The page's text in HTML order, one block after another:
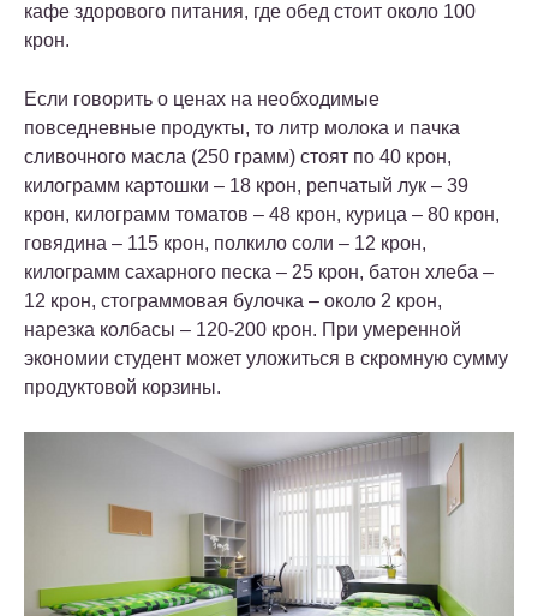
кафе здорового питания, где обед стоит около 100
крон.
Если говорить о ценах на необходимые
повседневные продукты, то литр молока и пачка
сливочного масла (250 грамм) стоят по 40 крон,
килограмм картошки – 18 крон, репчатый лук – 39
крон, килограмм томатов – 48 крон, курица – 80 крон,
говядина – 115 крон, полкило соли – 12 крон,
килограмм сахарного песка – 25 крон, батон хлеба –
12 крон, стограммовая булочка – около 2 крон,
нарезка колбасы – 120-200 крон. При умеренной
экономии студент может уложиться в скромную сумму
продуктовой корзины.